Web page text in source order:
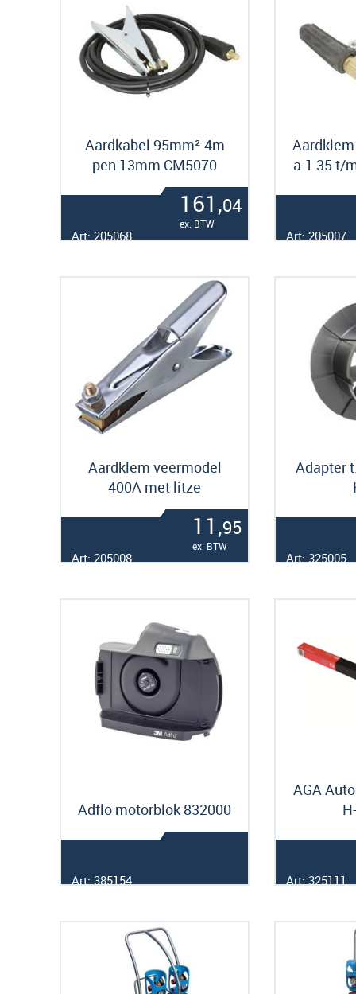
Aardkabel 95mm² 4m
pen 13mm CM5070
161,04
ex. BTW
Art: 205068
a-1 35 t/
Art: 205007
Aardklem veermodel
400A met litze
11,95
ex. BTW
Art: 205008
Adapter
Art: 325005
Adflo motorblok 832000
Art: 385154
AGA
Art: 325111